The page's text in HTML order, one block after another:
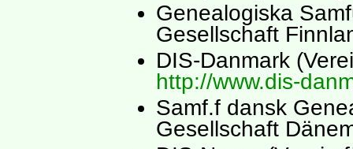
Genealogiska
Gesellschaft
DIS-Danmark
http://www.dis-
Samf.f dansk
Gesellschaft